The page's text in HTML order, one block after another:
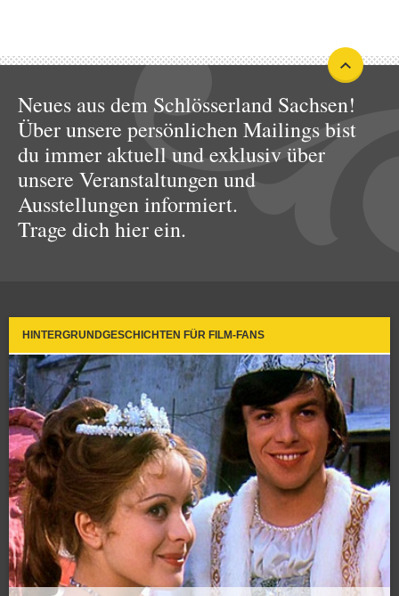
Neues aus dem Schlösserland Sachsen!
Über unsere persönlichen Mailings bist
du immer aktuell und exklusiv über
unsere Veranstaltungen und
Ausstellungen informiert.
Trage dich hier ein.
HINTERGRUNDGESCHICHTEN FÜR FILM-FANS